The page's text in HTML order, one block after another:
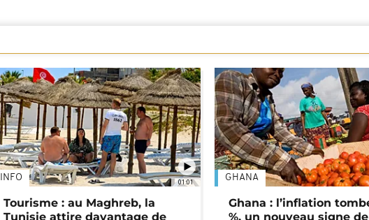
01:01
INFO
Tourisme : au Maghreb, la
Tunisie attire davantage de
GHANA
Ghana : l’inflation
%, un nouveau signe de